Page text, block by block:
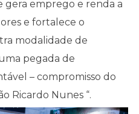
gera emprego e renda a
e fortalece o
modalidade de
pegada de
– compromisso do
Ricardo Nunes “.